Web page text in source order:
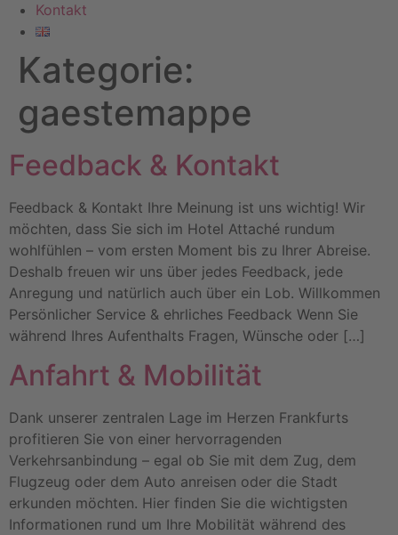
Kontakt
Kategorie:
gaestemappe
Feedback & Kontakt
Feedback & Kontakt Ihre Meinung ist uns wichtig! Wir
möchten, dass Sie sich im Hotel Attaché rundum
wohlfühlen – vom ersten Moment bis zu Ihrer Abreise.
Deshalb freuen wir uns über jedes Feedback, jede
Anregung und natürlich auch über ein Lob. Willkommen
Persönlicher Service & ehrliches Feedback Wenn Sie
während Ihres Aufenthalts Fragen, Wünsche oder […]
Anfahrt & Mobilität
Dank unserer zentralen Lage im Herzen Frankfurts
profitieren Sie von einer hervorragenden
Verkehrsanbindung – egal ob Sie mit dem Zug, dem
Flugzeug oder dem Auto anreisen oder die Stadt
erkunden möchten. Hier finden Sie die wichtigsten
Informationen rund um Ihre Mobilität während des